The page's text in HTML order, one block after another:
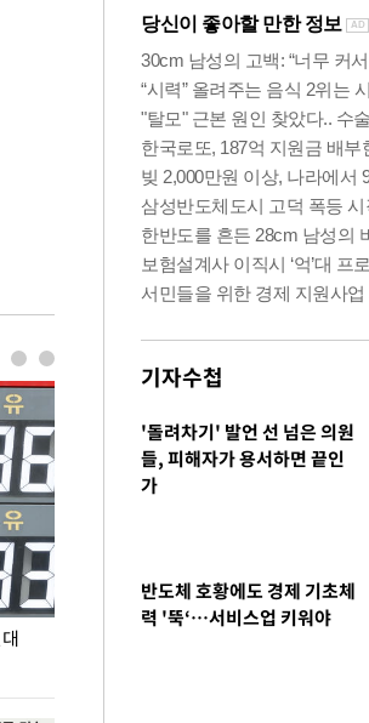
기자수첩
'돌려차기' 발언 선 넘은 의원
들, 피해자가 용서하면 끝인
가
반도체 호황에도 경제 기초체
력 '뚝‘…서비스업 키워야